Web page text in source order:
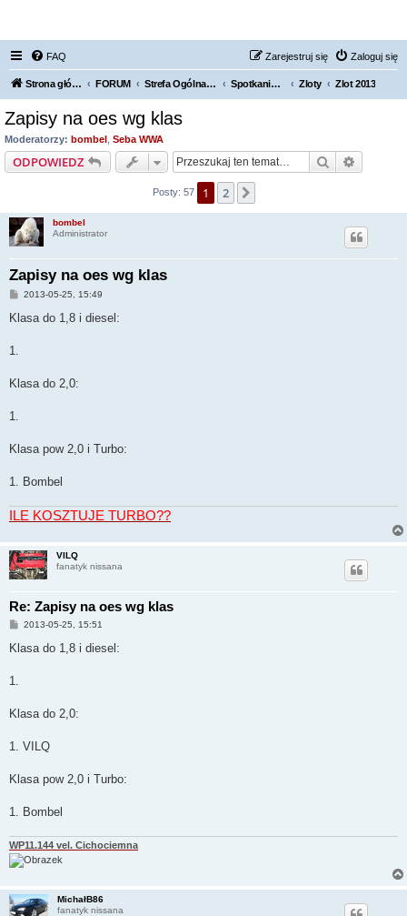
FAQ Zaloguj się
Zarejestruj się
Strona główna KLUBU FORUM Strefa Ogólna Forum Nissan Zone Spotkania / Grupy Regionalne Zloty Zlot 2013
Zapisy na oes wg klas
Moderatorzy: bombel Seba WWA
ODPOWIEDZ Szukaj
Posty: 57 1 2
bombel
Administrator
Zapisy na oes wg klas
P
s
2013-05-25, 15:49
Klasa do 1,8 i diesel:
1.
Klasa do 2,0:
1.
Klasa pow 2,0 i Turbo:
1. Bombel
ILE KOSZTUJE TURBO??
VILQ
fanatyk nissana
Re: Zapisy na oes wg klas
P
s
2013-05-25, 15:51
Klasa do 1,8 i diesel:
1.
Klasa do 2,0:
1. VILQ
Klasa pow 2,0 i Turbo:
1. Bombel
WP11.144 vel. Cichociemna
MichałB86
fanatyk nissana